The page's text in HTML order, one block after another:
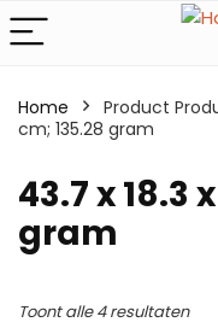
Home Product
cm; 135.28 gram
43.7 x 18.3
gram
Toont alle 4 resultaten